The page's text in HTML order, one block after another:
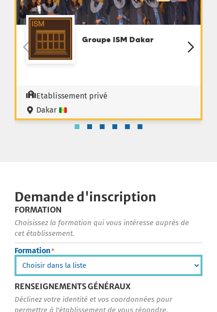
Groupe ISM Dakar
Etablissement privé
Dakar
Demande d'inscription
FORMATION
Choisissez la formation qui vous intéresse auprès de
cet établissement.
Formation*
RENSEIGNEMENTS GÉNÉRAUX
Déclinez votre identité et vos coordonnées pour
permettre à l'établissement de vous répondre.